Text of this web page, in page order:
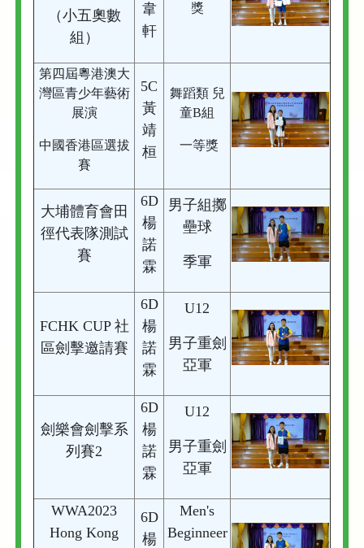
（小五奧數
組）
韋
軒
獎
第四屆粵港澳大
灣區青少年藝術
展演
中國香港區選拔
賽
5C
黃
靖
桓
舞蹈類 兒
童B組
一等獎
大埔體育會田
徑代表隊測試
賽
6D
楊
諾
霖
男子組擲
壘球
季軍
FCHK CUP 社
區劍擊邀請賽
6D
楊
諾
霖
U12
男子重劍
亞軍
劍樂會劍擊系
列賽2
6D
楊
諾
霖
U12
男子重劍
亞軍
WWA2023
Hong Kong
6D
楊
Men's
Beginneer